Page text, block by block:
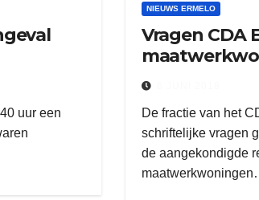
uur een
NIEUWS ERMELO
Vragen CDA
De fractie van het
schriftelijke vragen
de aangekondigde